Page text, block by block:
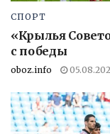
СПОРТ
«Крылья
с победы
oboz.info